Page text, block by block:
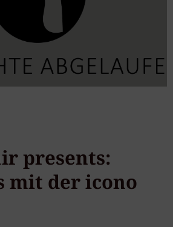
presents:
mit der icono